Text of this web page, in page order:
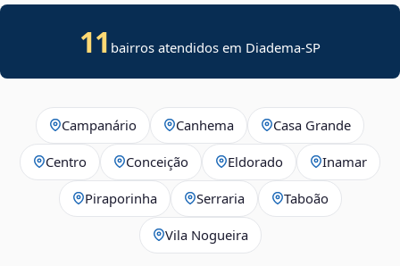
11 bairros atendidos em Diadema-SP
Campanário Canhema Casa Grande
Centro Conceição Eldorado Inamar
Piraporinha Serraria Taboão
Vila Nogueira